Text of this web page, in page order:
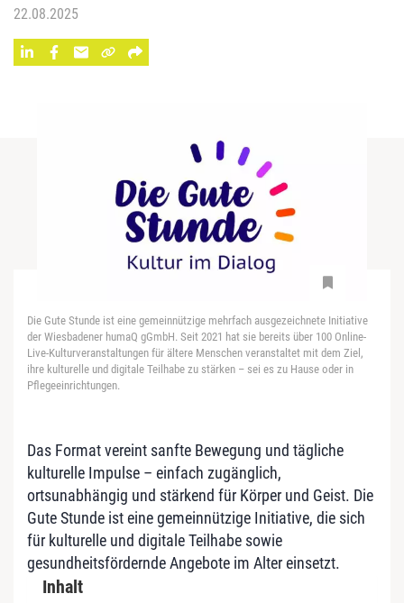
22.08.2025
Die Gute Stunde ist eine gemeinnützige mehrfach ausgezeichnete Initiative
der Wiesbadener humaQ gGmbH. Seit 2021 hat sie bereits über 100 Online-
Live-Kulturveranstaltungen für ältere Menschen veranstaltet mit dem Ziel,
ihre kulturelle und digitale Teilhabe zu stärken – sei es zu Hause oder in
Pflegeeinrichtungen.
Das Format vereint sanfte Bewegung und tägliche
kulturelle Impulse – einfach zugänglich,
ortsunabhängig und stärkend für Körper und Geist. Die
Gute Stunde ist eine gemeinnützige Initiative, die sich
für kulturelle und digitale Teilhabe sowie
gesundheitsfördernde Angebote im Alter einsetzt.
Inhalt